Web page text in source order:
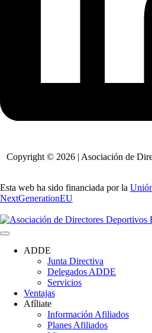
Copyright © 2026 | Asociación de
Esta web ha sido financiada por la
NextGenerationEU
ADDE
Junta Directiva
Delegados ADDE
Servicios
Ventajas
Afíliate
Información Afiliados
Planes Afiliados